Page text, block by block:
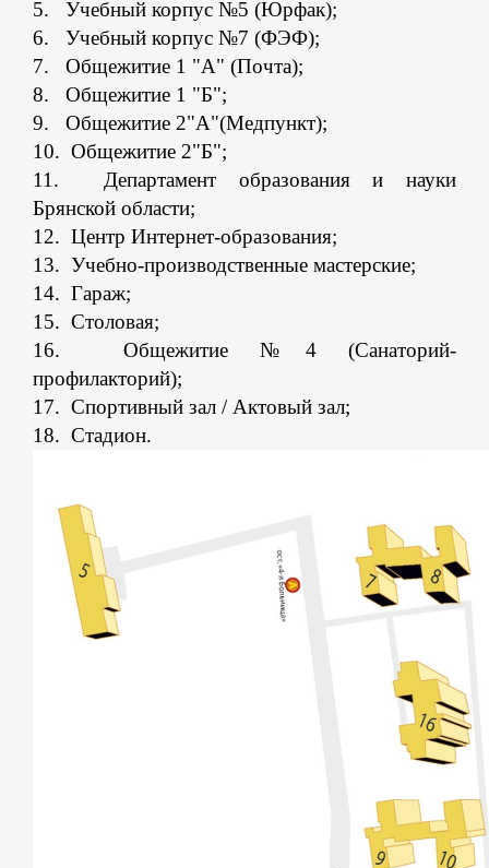
5. Учебный корпус №5 (Юрфак);
6. Учебный корпус №7 (ФЭФ);
7. Общежитие 1 "А" (Почта);
8. Общежитие 1 "Б";
9. Общежитие 2"А"(Медпункт);
10. Общежитие 2"Б";
11. Департамент образования и науки
Брянской области;
12. Центр Интернет-образования;
13. Учебно-производственные мастерские;
14. Гараж;
15. Столовая;
16. Общежитие №4 (Санаторий-
профилакторий);
17. Спортивный зал / Актовый зал;
18. Стадион.